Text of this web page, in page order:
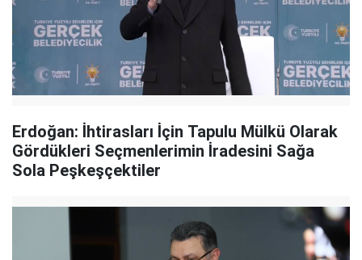
Erdoğan: İhtirasları İçin Tapulu Mülkü Olarak
Gördükleri Seçmenlerimin İradesini Sağa
Sola Peşkeşçektiler